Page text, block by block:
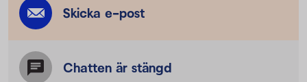
Skicka e-post
Chatten är stängd